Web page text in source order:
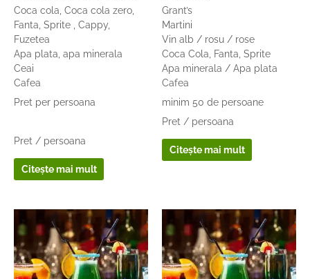
Coca cola, Coca cola zero,
Fanta, Sprite , Cappy,
Fuzetea
Apa plata, apa minerala
Ceai
Cafea
Pret per persoana
Pret / persoana
Citește mai mult
Grant’s
Martini
Vin alb / rosu / rose
Coca Cola, Fanta, Sprite
Apa minerala / Apa plata
Cafea
minim 50 de persoane
Pret / persoana
Citește mai mult